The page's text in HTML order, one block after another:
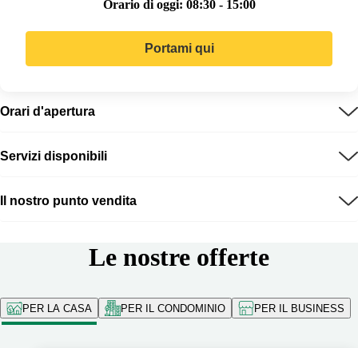
Orario di oggi: 08:30 - 15:00
Portami qui
Orari d'apertura
Servizi disponibili
Il nostro punto vendita
Le nostre offerte
PER LA CASA PER IL CONDOMINIO PER IL BUSINESS